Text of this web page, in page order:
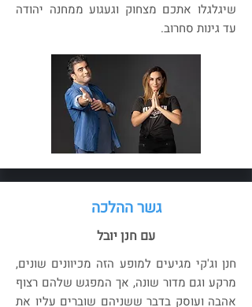
שיגלגלו אתכם מצחוק וגעגוע ממחנה יהודה
עד גינות סחרוב.
גשר ההלכה
עם חנן יובל
חנן וג'קי מגיעים למופע הזה מכיוונים שונים,
מרקע וגם מדור שונה, אך המפגש שלהם רצוף
אהבה ועוסק בדבר ששניהם שוברים עליו את